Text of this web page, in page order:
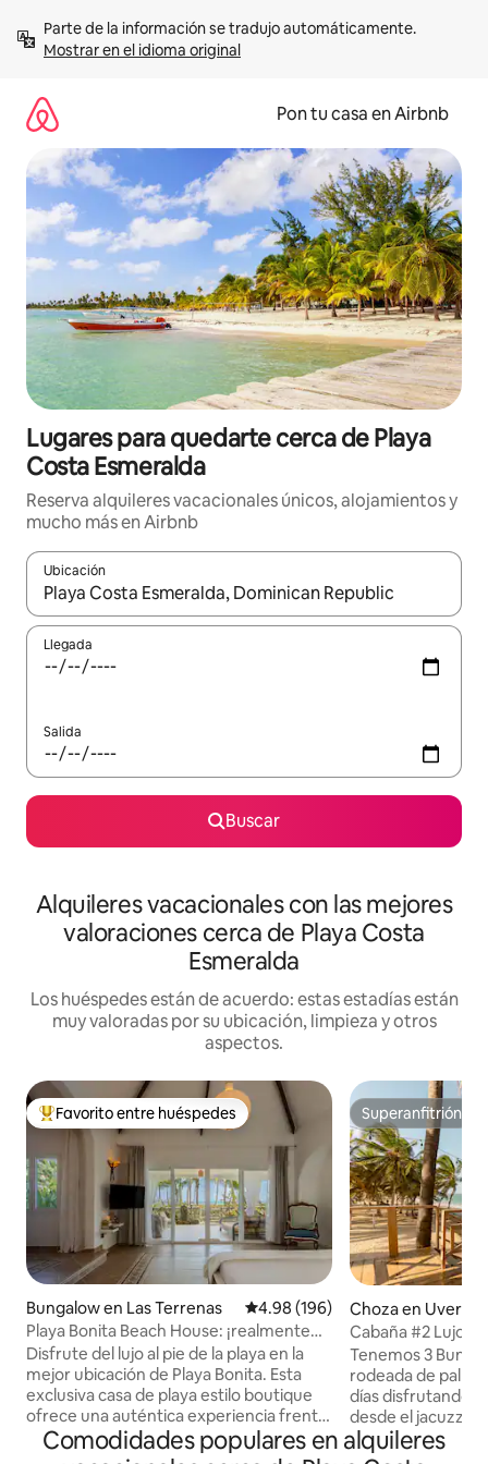
contenidoMostrar en el idioma original
Pon tu casa en Airbnb
Lugares para quedarte cerca de Playa
Costa Esmeralda
Reserva alquileres vacacionales únicos, alojamientos y
mucho más en Airbnb
Ubicación
Cuando los resultados estén disponibles, navega con las
Llegada
Salida
Buscar
Alquileres vacacionales con las mejores
valoraciones cerca de Playa Costa
Esmeralda
Los huéspedes están de acuerdo: estas estadías están
muy valoradas por su ubicación, limpieza y otros
aspectos.
Favorito entre huéspedes preferido
Favorito entre huéspedes
Bungalow en Las Terrenas Calificación promedio: 4.98 de
4.98 (196)
Playa Bonita Beach House: ¡realmente
frente al mar!
Disfrute del lujo al pie de la playa en la
mejor ubicación de Playa Bonita. Esta
exclusiva casa de playa estilo boutique
ofrece una auténtica experiencia frente
al mar, ¡sin tráfico! Diseñada para 1 pareja
o una familia (máx. 4), combina la
Superanfitrión
Superanfitrión
Choza en Uvero
ro - Punta Cana
Cabaña #2 Lujo
con Jacuzzi
Tenemos 3
rodeada de palmeras y
días disfrutando
desde el jacuzzi
hipnotizado por
Mobiliario de lujo,
Comodidades populares en alquileres